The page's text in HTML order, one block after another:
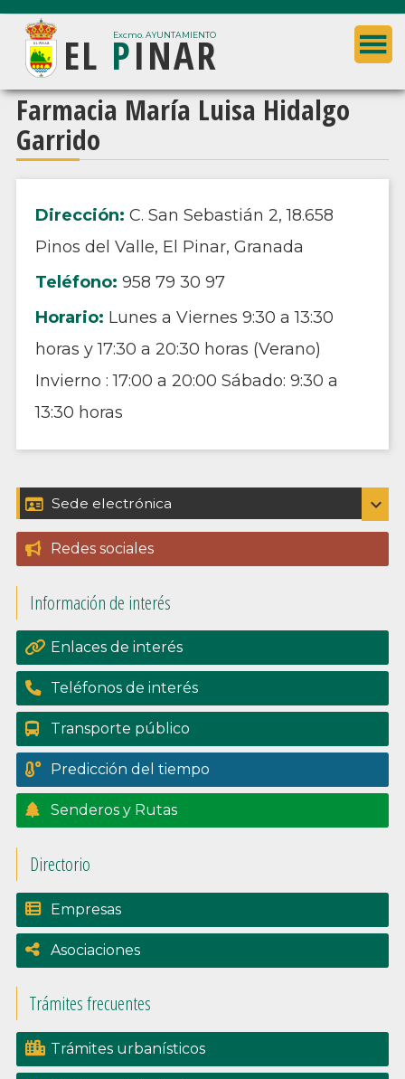
Saltar
contenido
principal
Saltar
barra
lateral
principal
Excmo. AYUNTAMIENTO
EL PINAR
Ayuntamiento
de
El
Farmacia María Luisa Hidalgo
Garrido
Dirección: C. San Sebastián 2, 18.658
Pinos del Valle, El Pinar, Granada
Teléfono: 958 79 30 97
Horario: Lunes a Viernes 9:30 a 13:30
horas y 17:30 a 20:30 horas (Verano)
Invierno : 17:00 a 20:00 Sábado: 9:30 a
13:30 horas
Barra
lateral
principal
Sede electrónica expand_more
Catálogo de trámites
Padrón
Perfil del contratante
Portal de transpariencia
Redes sociales
Información de interés
Enlaces de interés
Teléfonos de interés
Transporte público
Predicción del tiempo
Senderos y Rutas
Directorio
Empresas
Asociaciones
Trámites frecuentes
Trámites urbanísticos